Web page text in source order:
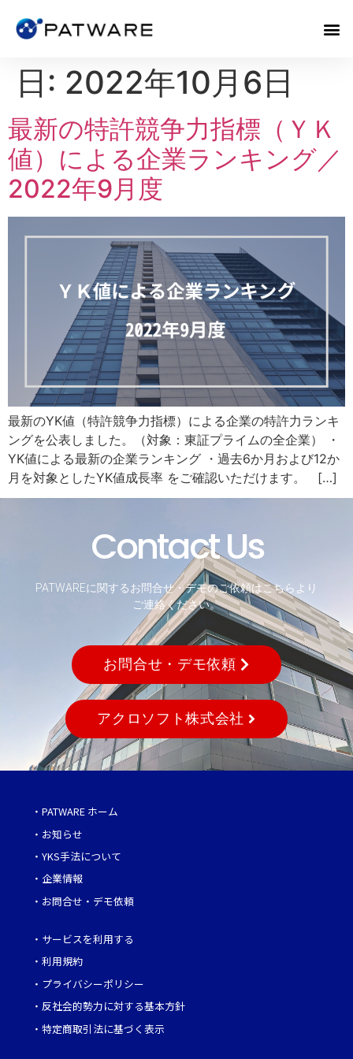
日: 2022年10月6日
最新の特許競争力指標（ＹＫ
値）による企業ランキング／
2022年9月度
最新のYK値（特許競争力指標）による企業の特許力ランキ
ングを公表しました。（対象：東証プライムの全企業） ・
YK値による最新の企業ランキング ・過去6か月および12か
月を対象としたYK値成長率 をご確認いただけます。 […]
Contact Us
PATWAREに関するお問合せ・デモのご依頼はこちらより
ご連絡ください。
お問合せ・デモ依頼
アクロソフト株式会社
・ PATWARE ホーム
・ お知らせ
・ YKS手法について
・ 企業情報
・ お問合せ・デモ依頼
・ サービスを利用する
・ 利用規約
・ プライバシーポリシー
・ 反社会的勢力に対する基本方針
・ 特定商取引法に基づく表示